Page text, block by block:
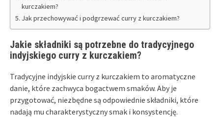
kurczakiem?
Jak przechowywać i podgrzewać curry z kurczakiem?
Jakie składniki są potrzebne do tradycyjnego
indyjskiego curry z kurczakiem?
Tradycyjne indyjskie curry z kurczakiem to aromatyczne
danie, które zachwyca bogactwem smaków. Aby je
przygotować, niezbędne są odpowiednie składniki, które
nadają mu charakterystyczny smak i konsystencję.